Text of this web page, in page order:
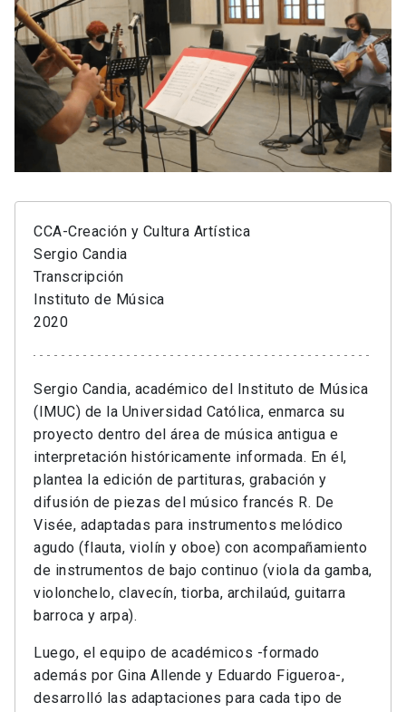
CCA-Creación y Cultura Artística
Sergio Candia
Transcripción
Instituto de Música
2020
Sergio Candia, académico del Instituto de Música
(IMUC) de la Universidad Católica, enmarca su
proyecto dentro del área de música antigua e
interpretación históricamente informada. En él,
plantea la edición de partituras, grabación y
difusión de piezas del músico francés R. De
Visée, adaptadas para instrumentos melódico
agudo (flauta, violín y oboe) con acompañamiento
de instrumentos de bajo continuo (viola da gamba,
violonchelo, clavecín, tiorba, archilaúd, guitarra
barroca y arpa).
Luego, el equipo de académicos -formado
además por Gina Allende y Eduardo Figueroa-,
desarrolló las adaptaciones para cada tipo de